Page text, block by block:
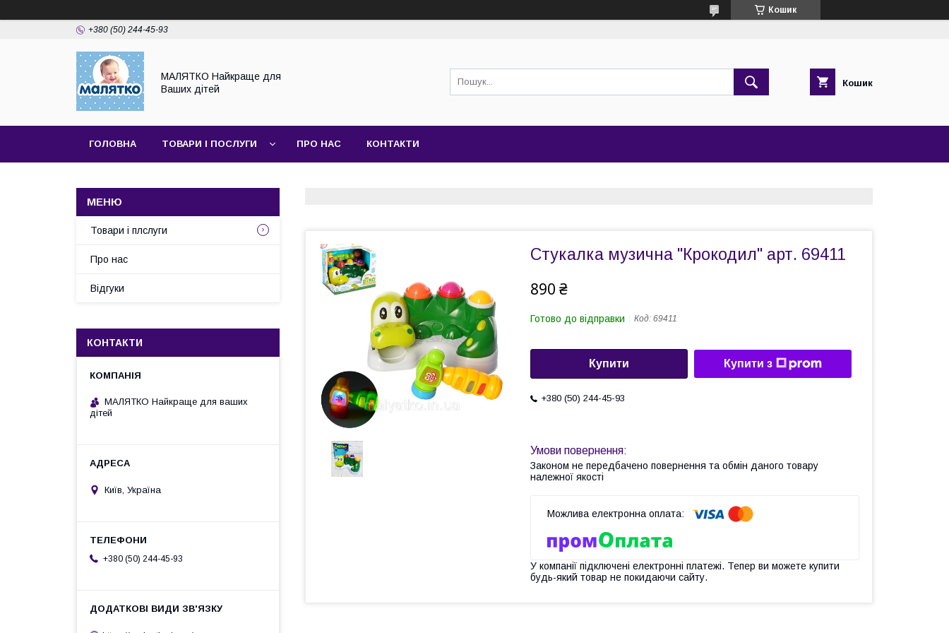
Кошик
+380 (50) 244-45-93
МАЛЯТКО Найкраще для
Ваших дітей
Кошик
ГОЛОВНА ТОВАРИ І ПОСЛУГИ ПРО НАС КОНТАКТИ
Стукалка музична "Крокодил" арт. 69411
890 ₴
Готово до відправки Код: 69411
Купити Купити з
+380 (50) 244-45-93
Законом не передбачено повернення та обмін даного товару
належної якості
У компанії підключені електронні платежі. Тепер ви можете купити
будь-який товар не покидаючи сайту.
Товари і плслуги
Про нас
Відгуки
КОНТАКТИ
МАЛЯТКО Найкраще для ваших
дітей
Київ, Україна
+380 (50) 244-45-93